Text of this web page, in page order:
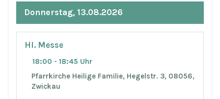
Donnerstag, 13.08.2026
Hl. Messe
18:00 - 18:45 Uhr
Pfarrkirche Heilige Familie, Hegelstr. 3, 08056,
Zwickau